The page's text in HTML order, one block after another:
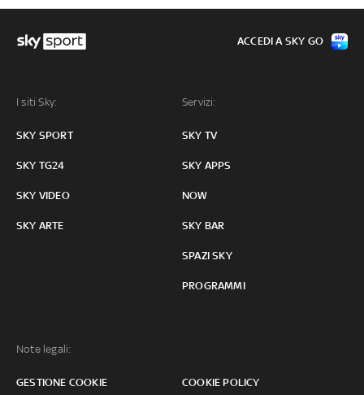
I siti Sky:
SKY SPORT
SKY TG24
SKY VIDEO
SKY ARTE
Servizi:
SKY TV
SKY APPS
NOW
SKY BAR
SPAZI SKY
PROGRAMMI
Note legali:
GESTIONE COOKIE COOKIE POLICY
ACCEDI A SKY GO